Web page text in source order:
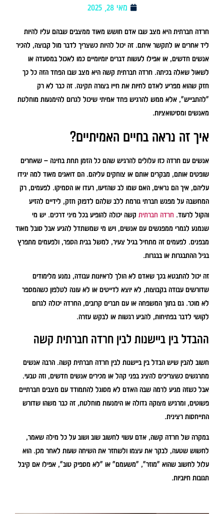
מאי 28, 2025
חרדה חברתית היא מצב שבו אדם חושש מאוד ממצבים שבהם עליו להיות
ליד אחרים או לתקשר איתם. זה יכול להיות כשצריך לדבר מול קבוצה, להכיר
אנשים חדשים, או אפילו לעשות דברים יומיומיים כמו לאכול במסעדה או
לשאול שאלה בכיתה. חרדה חברתית קשה היא מצב שבו הפחד הזה כל כך
חזק שהוא מפריע לאדם לחיות את חייו בצורה תקינה. זה כבר לא רק
"להתבייש", אלא ממש להרגיש פחד אמיתי שיכול לגרום להימנעות מוחלטת
מאנשים ומסיטואציות.
איך זה נראה בחיים האמיתיים?
אנשים עם חרדה כזו עלולים להרגיש שהם כל הזמן תחת בחינה – שאחרים
שופטים אותם, מבקרים אותם או צוחקים עליהם. הם דואגים מאוד למה יגידו
עליהם, איך הם נראים, האם שמו לב שהזיעו, רעדו או הסמיקו. לפעמים, רק
המחשבה על מפגש חברתי גורמת ללב שלהם לדפוק חזק, לידיים להזיע
והקול לרעוד. חרדה חברתית קשה יכולה להופיע בכל מיני דרכים. יש מי
שנמנע לגמרי ממפגשים עם אנשים, ויש מי שמשתדל להגיע אבל סובל מאוד
מבפנים. לפעמים זה מתחיל בגיל צעיר, למשל בבית הספר, ולפעמים מתפרץ
בגיל ההתבגרות או בבגרות.
זה יכול להתבטא בכך שאדם לא הולך לראיונות עבודה, נמנע מלימודים
שדורשים עבודה בקבוצות, לא יוצא לדייטים או לא עונה לטלפון כשהמספר
לא מוכר. גם בתוך המשפחה או עם חברים קרובים, החרדה יכולה לגרום
לקושי לדבר בפתיחות, להביע רגשות או לבקש עזרה.
ההבדל בין ביישנות לבין חרדה חברתית קשה
חשוב להבין שיש הבדל בין ביישנות לבין חרדה חברתית קשה. הרבה אנשים
מתרגשים כשצריכים להציג בפני קהל או מכירים אנשים חדשים, וזה טבעי.
אבל כשזה מגיע לרמה שבה האדם לא מסוגל להתמודד עם מצבים חברתיים
פשוטים, ומרגיש מצוקה גדולה או הימנעות מוחלטת, זה כבר משהו שדורש
התייחסות רצינית.
במקרה של חרדה קשה, אדם עשוי לחשוב שוב ושוב על כל מילה שאמר,
לחשוש שטעה, לבקר את עצמו ולשחזר את השיחה שעות לאחר מכן. הוא
עלול לחשוב שהוא "מוזר", "משעמם" או "לא מספיק טוב", אפילו אם קיבל
תגובות חיוביות.